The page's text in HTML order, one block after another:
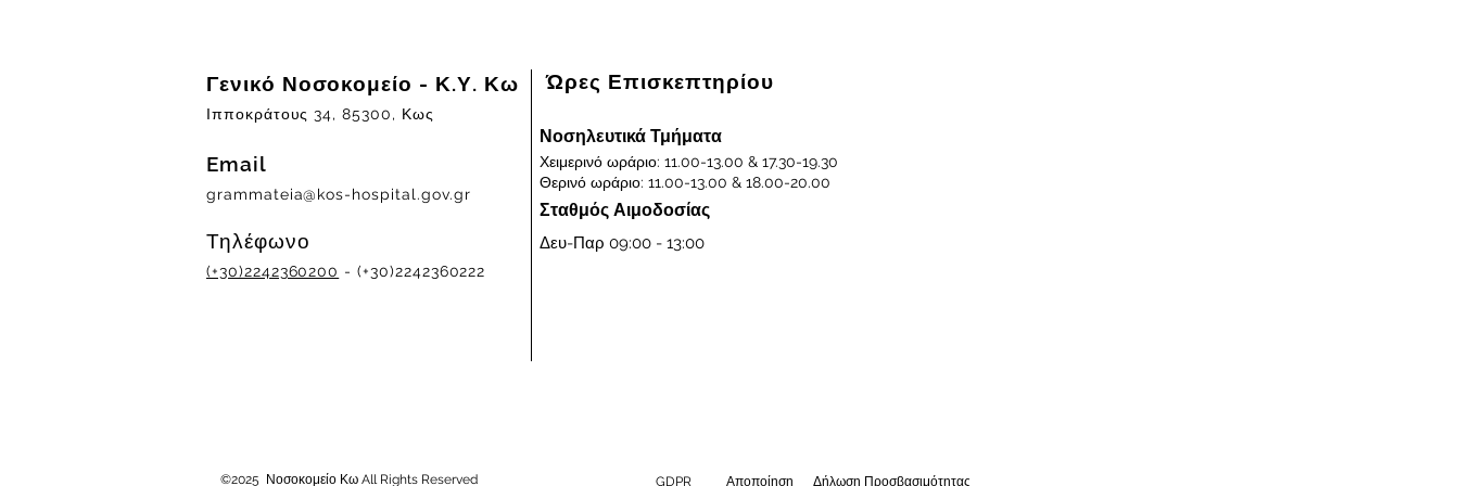
Γενικό Νοσοκομείο - Κ.Υ. Κω
Ιπποκράτους 34, 85300, Κως
Email
grammateia@kos-hospital.gov.gr
Τηλέφωνο
(+30)2242360200 - (+30)2242360222
Ώρες Επισκεπτηρίου
Νοσηλευτικά Τμήματα
Χειμερινό ωράριο: 11.00-13.00 & 17.30-19.30
Θερινό ωράριο: 11.00-13.00 & 18.00-20.00
Σταθμός Αιμοδοσίας
Δευ-Παρ 09:00 - 13:00
©2025 Νοσοκομείο Κω All Rights Reserved GDPR Αποποίηση ​Δήλωση Προσβασιμότητας​